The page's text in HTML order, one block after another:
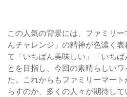
この人気の背景には、ファミリ
んチャレンジ」の精神が色濃く
て「いちばん美味しい」「いち
とを目指し、今回の素晴らしい
た。これからもファミリーマー
らすのか、多くの人々が期待し